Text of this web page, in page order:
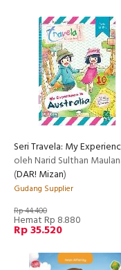
oleh Narid Sulthan
(DAR! Mizan)
Gudang Supplier
Rp 44.400
Hemat Rp 8.880
Rp 35.520